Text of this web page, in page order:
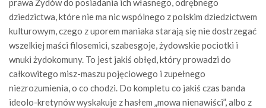
prawa Żydów do posiadania ich własnego, odrębnego
dziedzictwa, które nie ma nic wspólnego z polskim dziedzictwem
kulturowym, czego z uporem maniaka starają się nie dostrzegać
wszelkiej maści filosemici, szabesgoje, żydowskie pociotki i
wnuki żydokomuny. To jest jakiś obłęd, który prowadzi do
całkowitego misz-maszu pojęciowego i zupełnego
niezrozumienia, o co chodzi. Do kompletu co jakiś czas banda
ideolo-kretynów wyskakuje z hasłem „mowa nienawiści”, albo z